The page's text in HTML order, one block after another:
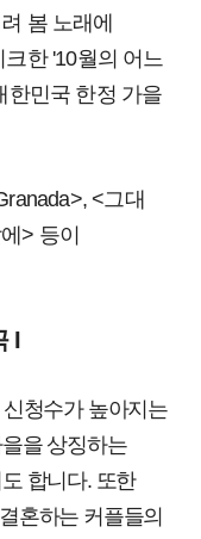
봄 노래에
한 '10월의 어느
한민국 한정 가을
<그대
> 등이
I
청수가 높아지는
을 상징하는
합니다. 또한
혼하는 커플들의